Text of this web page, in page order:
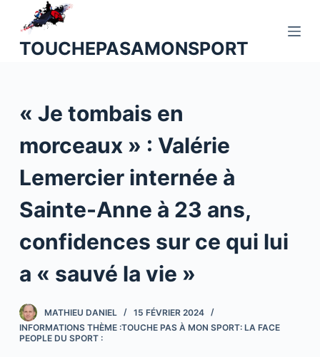
u
o
n
e
u
TOUCHEPASAMONSPORT
« Je tombais en
morceaux » : Valérie
Lemercier internée à
Sainte-Anne à 23 ans,
confidences sur ce qui lui
a « sauvé la vie »
MATHIEU DANIEL
15 FÉVRIER 2024
INFORMATIONS THÈME :TOUCHE PAS À MON SPORT: LA FACE
PEOPLE DU SPORT :